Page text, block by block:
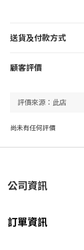
送貨及付款方式
顧客評價
尚未有任何評價
公司資訊
訂單資訊